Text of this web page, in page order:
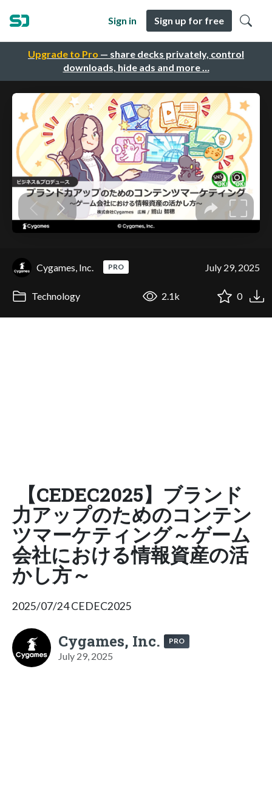
Upgrade to Pro — share decks privately, control
downloads, hide ads and more …
Sign in Sign up for free
Cygames, Inc. PRO July 29, 2025
Technology 2.1k 0
【CEDEC2025】ブランド
力アップのためのコンテン
ツマーケティング～ゲーム
会社における情報資産の活
かし方～
2025/07/24 CEDEC2025
Cygames, Inc. PRO
July 29, 2025